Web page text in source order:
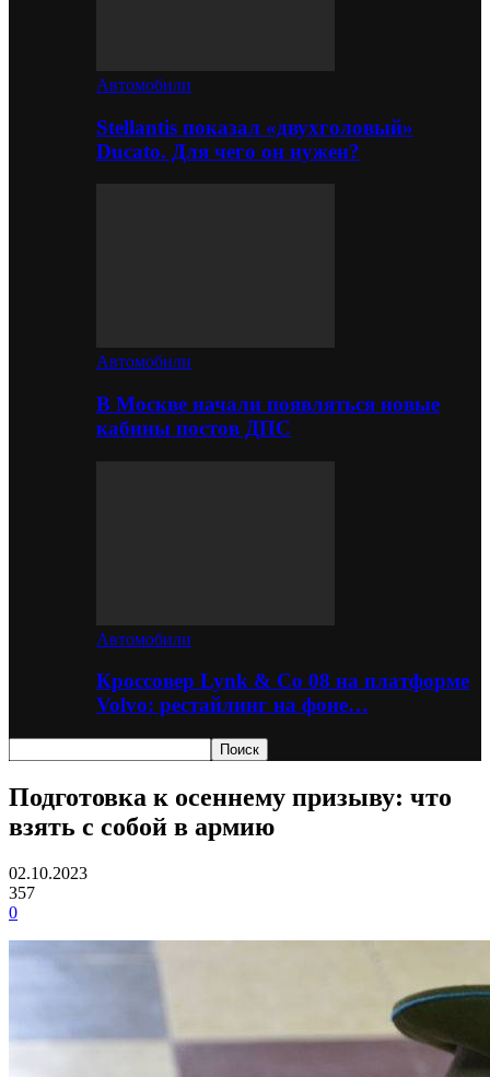
Автомобили
Stellantis показал «двухголовый»
Ducato. Для чего он нужен?
Автомобили
В Москве начали появляться новые
кабины постов ДПС
Автомобили
Кроссовер Lynk & Co 08 на платформе
Volvo: рестайлинг на фоне…
Подготовка к осеннему призыву: что
взять с собой в армию
02.10.2023
357
0